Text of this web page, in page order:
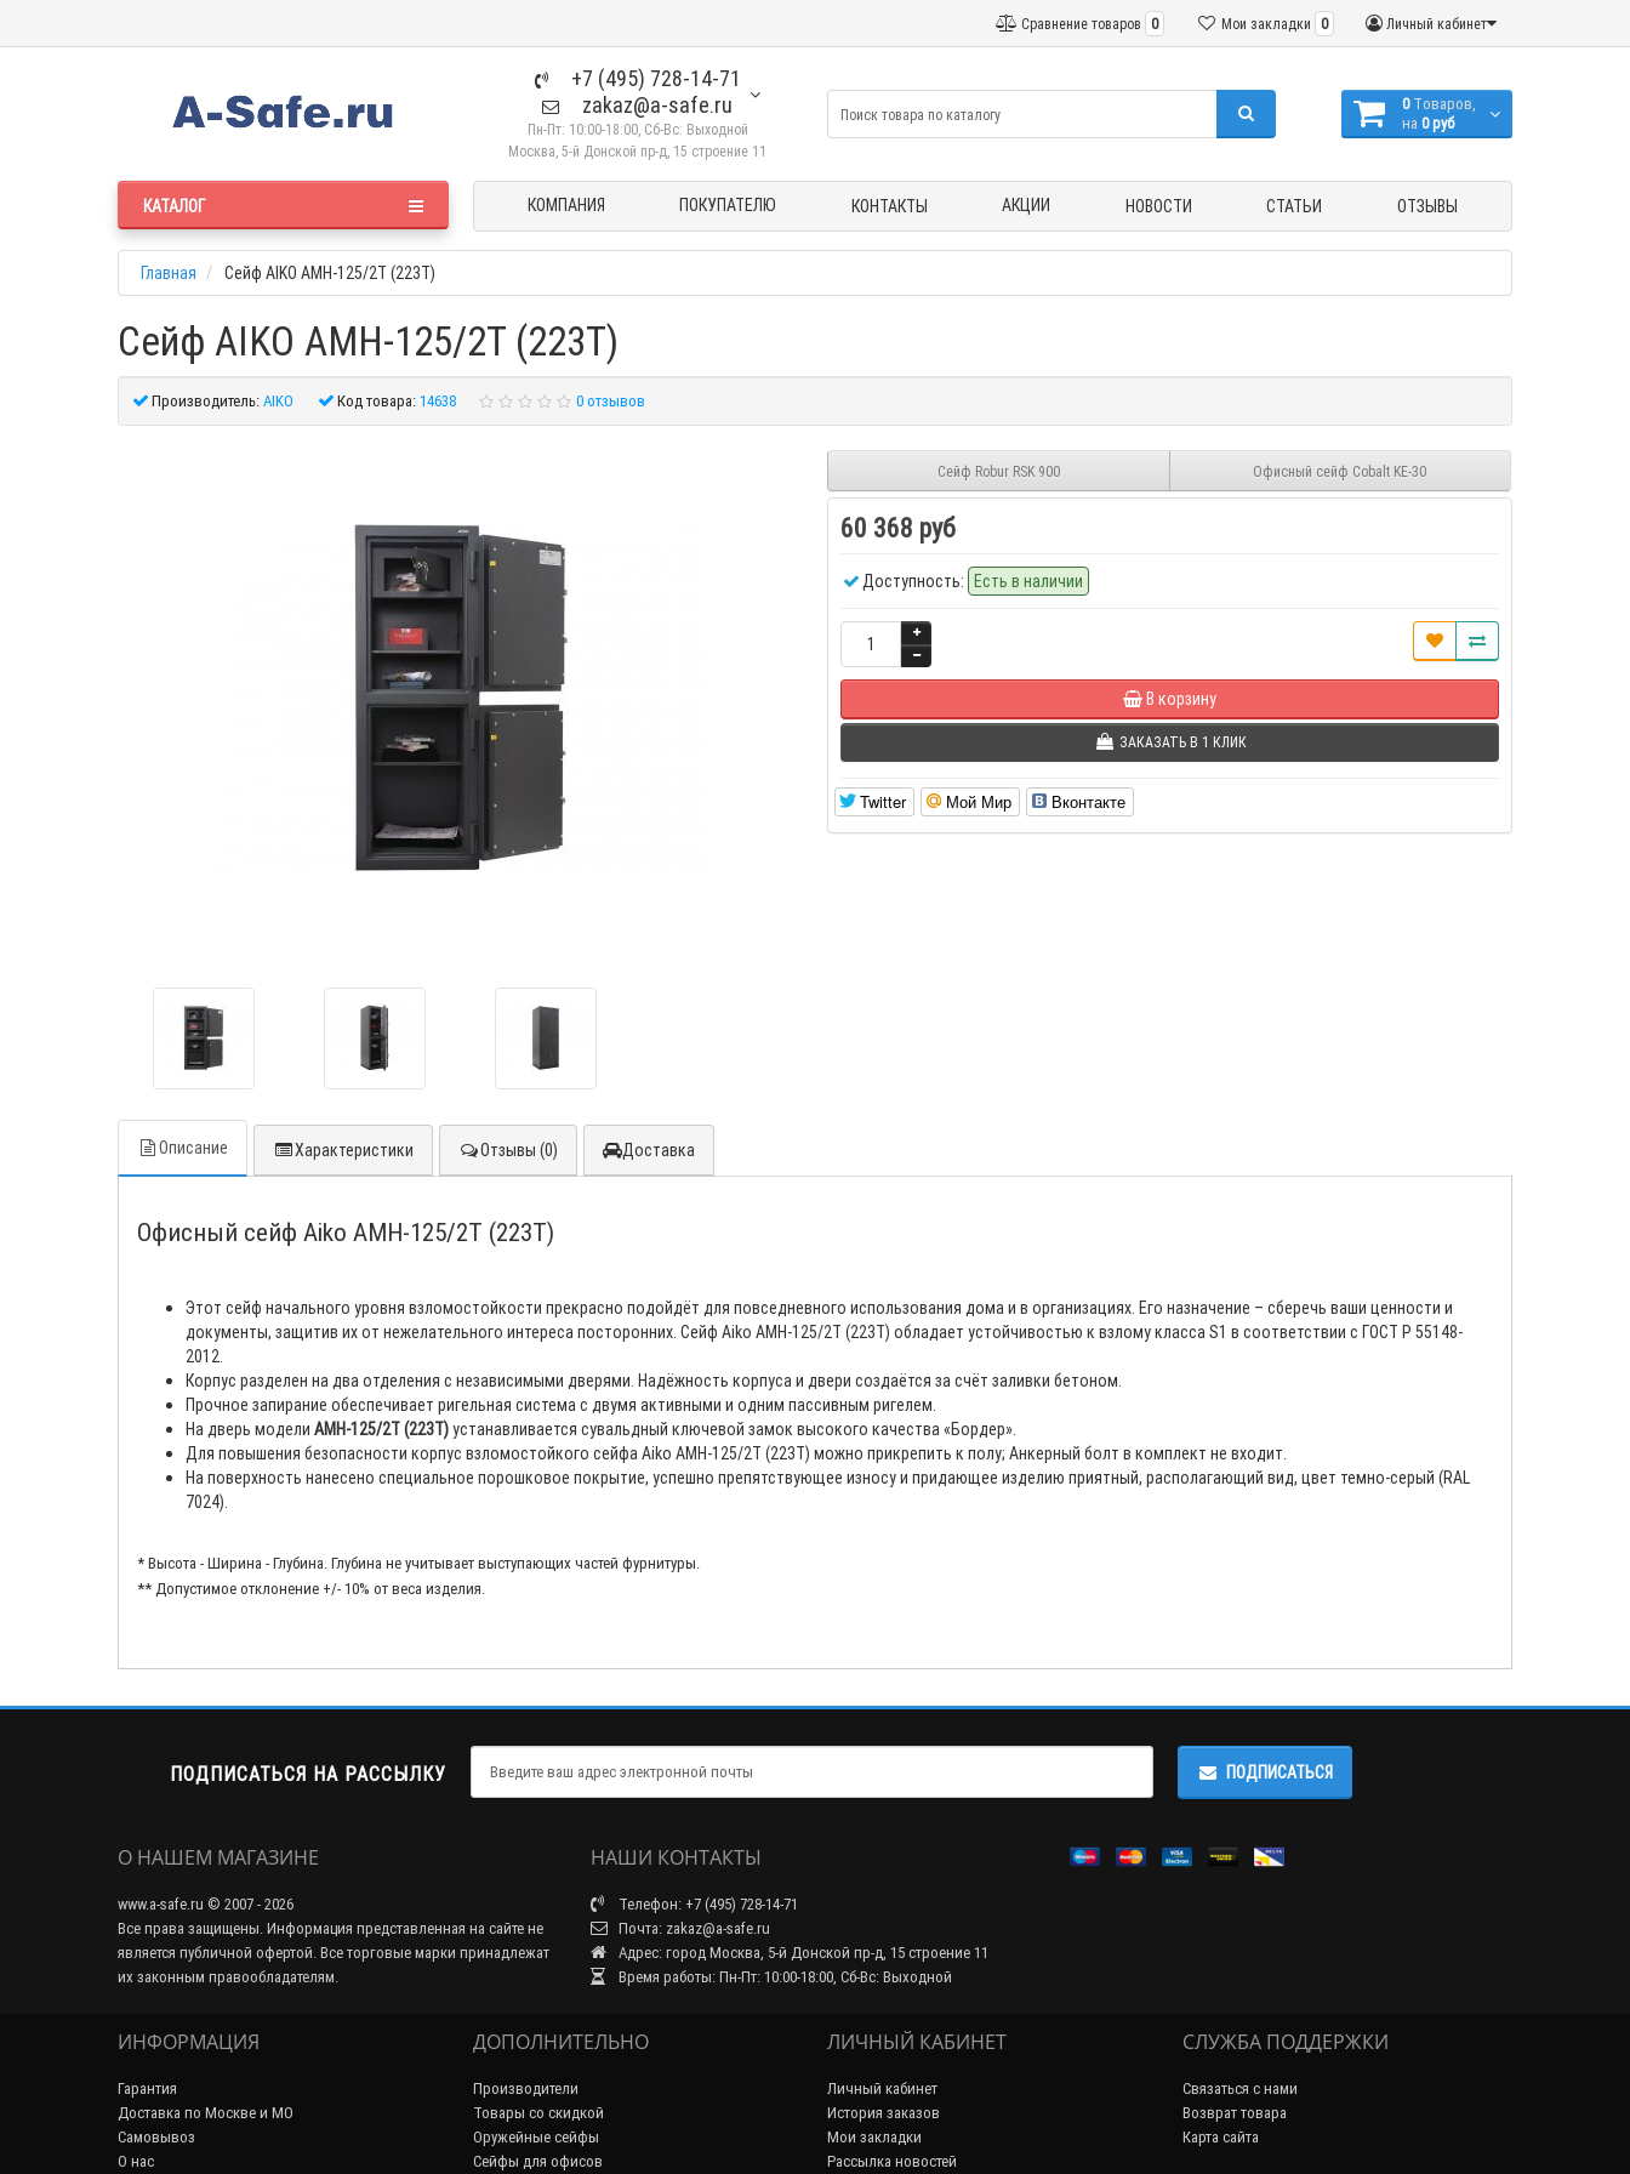
Личный кабинет
Мои закладки 0
Сравнение товаров 0
+7 (495) 728-14-71
zakaz@a-safe.ru
Пн-Пт: 10:00-18:00, Сб-Вс: Выходной
Москва, 5-й Донской пр-д, 15 строение 11
0 Tоваров,
на 0 руб
КАТАЛОГ КОМПАНИЯ ПОКУПАТЕЛЮ КОНТАКТЫ АКЦИИ НОВОСТИ СТАТЬИ ОТЗЫВЫ
Главная Сейф AIKO AMH-125/2T (223T)
Сейф AIKO AMH-125/2T (223T)
Производитель:AIKO Код товара:14638 0 отзывов
Сейф Robur RSK 900 Офисный сейф Cobalt KE-30
60 368 руб
Доступность: Есть в наличии
В корзину
ЗАКАЗАТЬ В 1 КЛИК
Twitter Мой Мир Вконтакте
Описание Характеристики Отзывы (0) Доставка
Офисный сейф Aiko AMH-125/2T (223T)
Этот сейф начального уровня взломостойкости прекрасно подойдёт для повседневного использования дома и в организациях. Его назначение – сберечь ваши ценности и
документы, защитив их от нежелательного интереса посторонних. Сейф Aiko AMH-125/2T (223T) обладает устойчивостью к взлому класса S1 в соответствии с ГОСТ Р 55148-
2012.
Корпус разделен на два отделения с независимыми дверями. Надёжность корпуса и двери создаётся за счёт заливки бетоном.
Прочное запирание обеспечивает ригельная система с двумя активными и одним пассивным ригелем.
На дверь модели AMH-125/2T (223T)устанавливается сувальдный ключевой замок высокого качества «Бордер».
Для повышения безопасности корпус взломостойкого сейфа Aiko AMH-125/2T (223T) можно прикрепить к полу; Анкерный болт в комплект не входит.
На поверхность нанесено специальное порошковое покрытие, успешно препятствующее износу и придающее изделию приятный, располагающий вид, цвет темно-серый (RAL
7024).
* Высота - Ширина - Глубина. Глубина не учитывает выступающих частей фурнитуры.
** Допустимое отклонение +/- 10% от веса изделия.
ПОДПИСАТЬСЯ НА РАССЫЛКУ ПОДПИСАТЬСЯ
О НАШЕМ МАГАЗИНЕ
www.a-safe.ru © 2007 - 2026
Все права защищены. Информация представленная на сайте не
является публичной офертой. Все торговые марки принадлежат
их законным правообладателям.
НАШИ КОНТАКТЫ
Телефон: +7 (495) 728-14-71
Почта: zakaz@a-safe.ru
Адрес: город Москва, 5-й Донской пр-д, 15 строение 11
Время работы: Пн-Пт: 10:00-18:00, Сб-Вс: Выходной
ИНФОРМАЦИЯ
Гарантия
Доставка по Москве и МО
Самовывоз
О нас
ДОПОЛНИТЕЛЬНО
Производители
Товары со скидкой
Оружейные сейфы
Сейфы для офисов
ЛИЧНЫЙ КАБИНЕТ
Личный кабинет
История заказов
Мои закладки
Рассылка новостей
СЛУЖБА ПОДДЕРЖКИ
Связаться с нами
Возврат товара
Карта сайта